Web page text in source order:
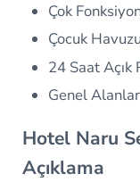
Çok
Çocuk Havuzu
24 Saat Açık
Genel
Hotel Naru
Açıklama